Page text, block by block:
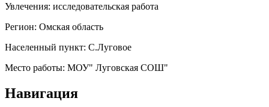
Увлечения: исследовательская работа
Регион: Омская область
Населенный пункт: С.Луговое
Место работы: МОУ" Луговская СОШ"
Навигация